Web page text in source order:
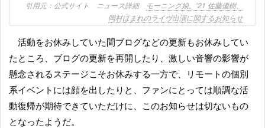
公式サイト ニュース詳細
モーニング娘。’21 佐藤優樹、
岡村ほまれのライヴ出演に関するお知らせ
活動をお休みしていた間ブログなどの更新もお休みしてい
たところ、ブログの更新を再開したり、激しい音響の影響が
懸念されるステージこそお休みする一方で、リモートの個別
系イベントには顔を出したりと、ファンにとっては順調な活
動復帰が期待できていただけに、このお知らせは切ないもの
となったようだ。